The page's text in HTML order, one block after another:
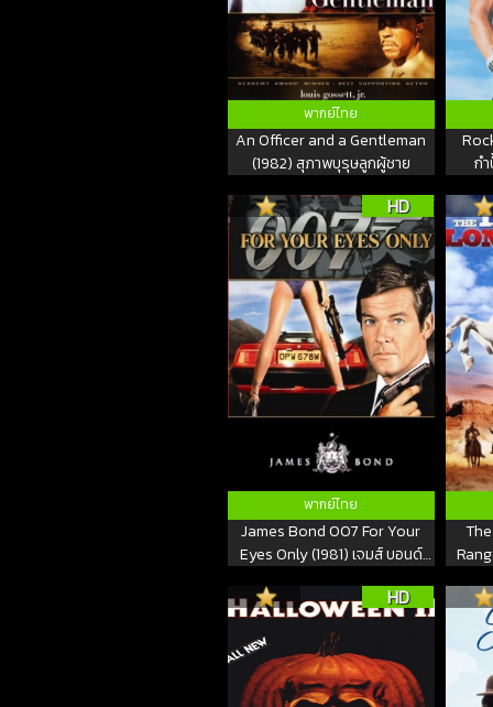
พากย์ไทย
An Officer and a Gentleman
(1982) สุภาพบุรุษลูกผู้ชาย
ก
HD
พากย์ไทย
James Bond 007 For Your
Eyes Only (1981) เจมส์ บอนด์
HD